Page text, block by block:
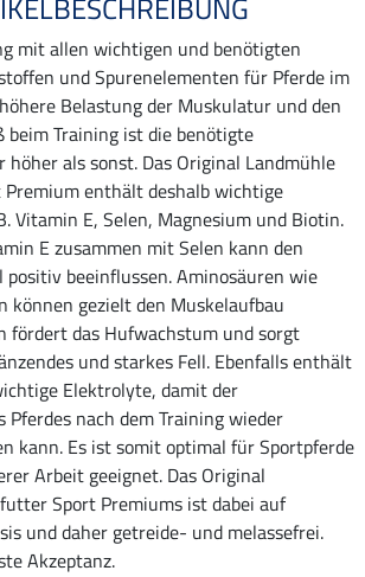
mit allen wichtigen und benötigten
und Spurenelementen für Pferde im
Belastung der Muskulatur und den
beim Training ist die benötigte
als sonst. Das Original Landmühle
enthält deshalb wichtige
Vitamin E, Selen, Magnesium und Biotin.
E zusammen mit Selen kann den
beeinflussen. Aminosäuren wie
können gezielt den Muskelaufbau
fördert das Hufwachstum und sorgt
und starkes Fell. Ebenfalls enthält
Elektrolyte, damit der
Pferdes nach dem Training wieder
kann. Es ist somit optimal für Sportpferde
Arbeit geeignet. Das Original
Sport Premiums ist dabei auf
und daher getreide- und melassefrei.
Akzeptanz.